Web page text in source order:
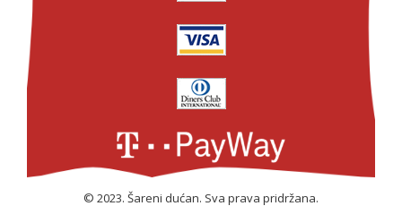
© 2023. Šareni dućan. Sva prava pridržana.